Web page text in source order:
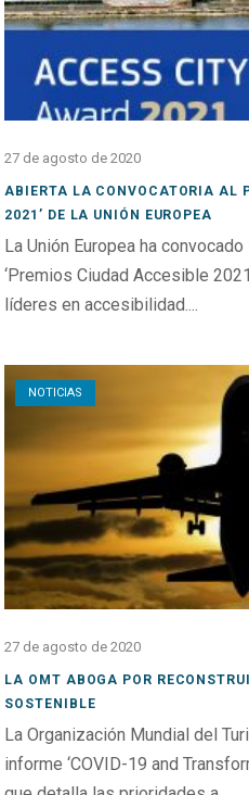
27 de agosto de 2020
ABIERTA LA CONVOCATORIA AL
2021’ DE LA UNIÓN EUROPEA
La Unión Europea ha
‘Premios Ciudad Accesible
líderes en accesibilidad....
NOTICIAS
Open post
27 de agosto de 2020
LA OMT ABOGA POR
SOSTENIBLE
La Organización Mundial del
informe ‘COVID-19 and